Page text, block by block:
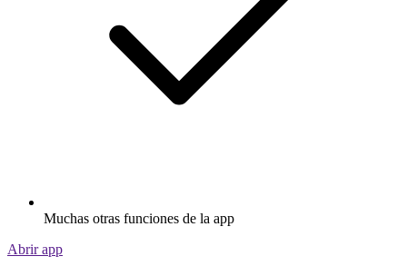
Muchas otras funciones de la app
Abrir app